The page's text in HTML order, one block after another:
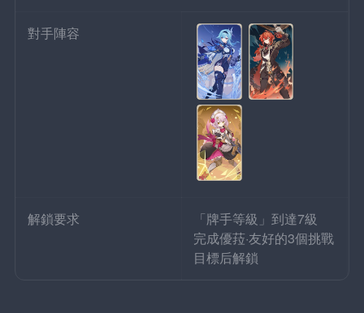
對手陣容
解鎖要求
「牌手等級」到達7級
完成優菈·友好的3個挑戰
目標后解鎖